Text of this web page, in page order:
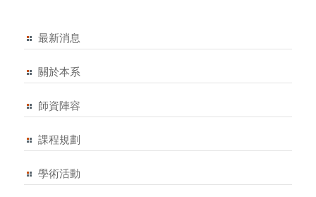
最新消息
關於本系
師資陣容
課程規劃
學術活動